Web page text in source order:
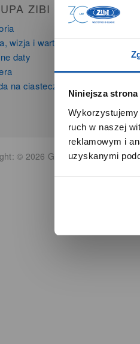
Niniejsza
ruch w naszej
reklamowym i
uzyskanymi
ZIBI
wizja i wartości Grupy Zibi
daty
na ciasteczka
© 2026 Grupa Zibi S.A.